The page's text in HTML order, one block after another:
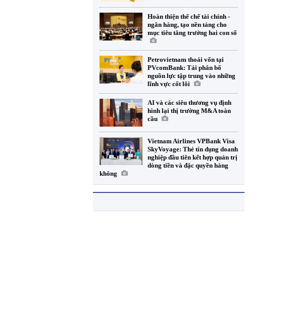
Hoàn thiện thể chế tài chính -
ngân hàng, tạo nền tảng cho
mục tiêu tăng trưởng hai con số
Petrovietnam thoái vốn tại
PVcomBank: Tái phân bổ
nguồn lực tập trung vào những
lĩnh vực cốt lõi
AI và các siêu thương vụ định
hình lại thị trường M&A toàn
cầu
Vietnam Airlines VPBank Visa
SkyVoyage: Thẻ tín dụng doanh
nghiệp đầu tiên kết hợp quản trị
dòng tiền và đặc quyền hàng
không